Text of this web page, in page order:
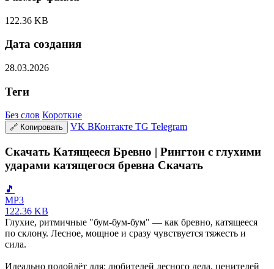
122.36 KB
Дата создания
28.03.2026
Теги
Без слов Короткие
🔗 Копировать VK ВКонтакте TG Telegram
Скачать Катящееся Бревно | Рингтон с глухими
ударами катящегося бревна Скачать
🎵
MP3
122.36 KB
Глухие, ритмичные "бум-бум-бум" — как бревно, катящееся
по склону. Лесное, мощное и сразу чувствуется тяжесть и
сила.
Идеально подойдёт для: любителей лесного дела, ценителей